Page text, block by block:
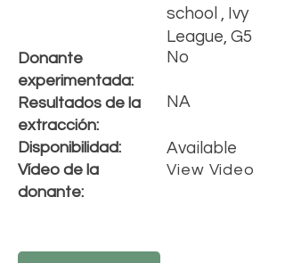
Donante
experimentada:
Resultados de la
extracción:
Disponibilidad:
Vídeo de la
donante:
school , Ivy
League, G5
No
NA
Available
View Video